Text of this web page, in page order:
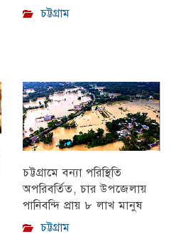
চট্টগ্রাম
চট্টগ্রামে বন্যা পরিস্থিতি
অপরিবর্তিত, চার উপজেলায়
পানিবন্দি প্রায় ৮ লাখ মানুষ
চট্টগ্রাম